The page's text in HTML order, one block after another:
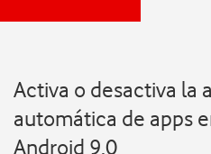
Activa o desactiva la
automática de apps
Android 9.0